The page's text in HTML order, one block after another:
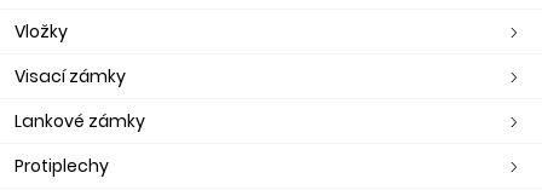
Vložky
Visací zámky
Lankové zámky
Protiplechy